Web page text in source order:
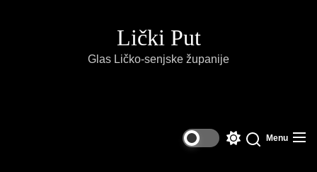
Lički Put
Glas Ličko-senjske županije
SwitchSearch
Menu